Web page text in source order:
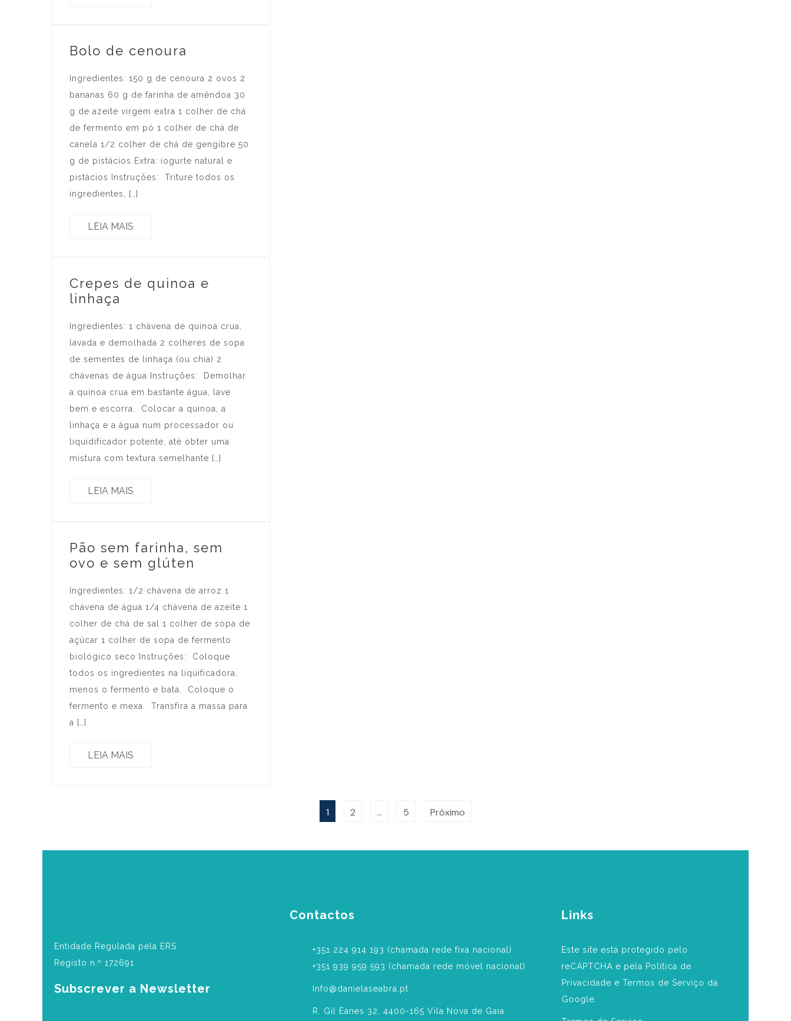
Bolo de cenoura
Ingredientes: 150 g de cenoura 2 ovos 2
bananas 60 g de farinha de amêndoa 30
g de azeite virgem extra 1 colher de chá
de fermento em pó 1 colher de chá de
canela 1/2 colher de chá de gengibre 50
g de pistácios Extra: iogurte natural e
pistácios Instruções: Triture todos os
ingredientes, […]
LEIA MAIS
Crepes de quinoa e
linhaça
Ingredientes: 1 chávena de quinoa crua,
lavada e demolhada 2 colheres de sopa
de sementes de linhaça (ou chia) 2
chávenas de água Instruções: Demolhar
a quinoa crua em bastante água, lave
bem e escorra. Colocar a quinoa, a
linhaça e a água num processador ou
liquidificador potente, até obter uma
mistura com textura semelhante […]
LEIA MAIS
Pão sem farinha, sem
ovo e sem glúten
Ingredientes: 1/2 chávena de arroz 1
chávena de água 1/4 chávena de azeite 1
colher de chá de sal 1 colher de sopa de
açúcar 1 colher de sopa de fermento
biológico seco Instruções: Coloque
todos os ingredientes na liquificadora,
menos o fermento e bata. Coloque o
fermento e mexa. Transfira a massa para
a […]
LEIA MAIS
1 2 … 5 Próximo
Entidade Regulada pela ERS
Registo n.º 172691
Subscrever a Newsletter
Contactos
‎+351 224 914 193 (chamada rede fixa nacional)
+351 939 959 593 (chamada rede móvel nacional)
Info@danielaseabra.pt
R. Gil Eanes 32, 4400-165 Vila Nova de Gaia
Links
Este site está protegido pelo
reCAPTCHA e pela Política de
Privacidade e Termos de Serviço da
Google.